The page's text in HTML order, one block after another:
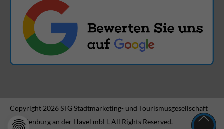
Copyright 2026 STG Stadtmarketing- und Tourismusgesellschaft
Brandenburg an der Havel mbH. All Rights Reserved.